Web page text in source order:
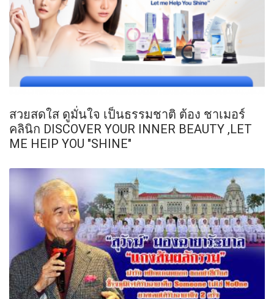
สวยสดใส ดูมั่นใจ เป็นธรรมชาติ ต้อง ชาเมอร์
คลินิก DISCOVER YOUR INNER BEAUTY ,LET
ME HEIP YOU "SHINE"